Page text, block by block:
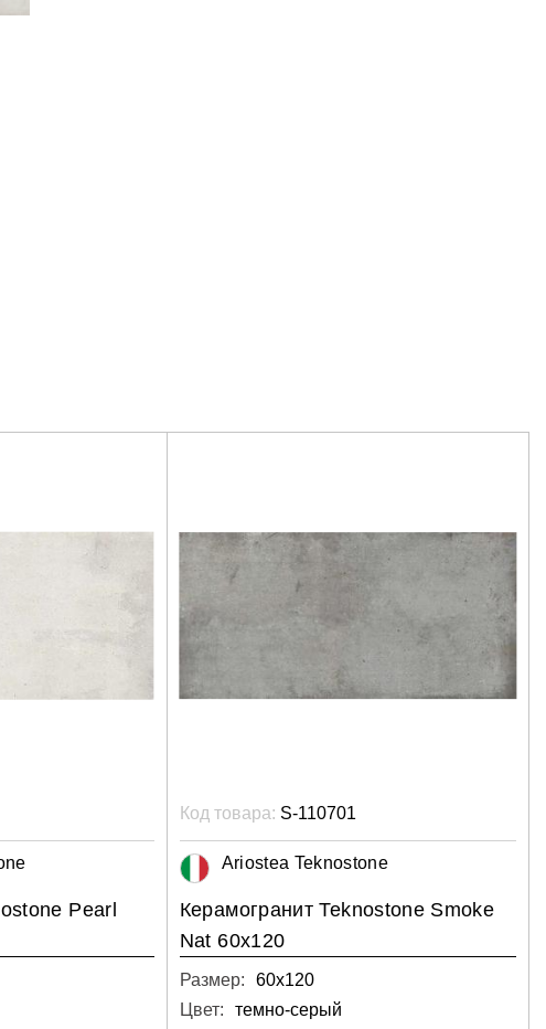
Pearl
Код товара: S-110701
Ariostea Teknostone
Керамогранит Teknostone Smoke
Nat 60х120
Размер:
60х120
Цвет:
темно-серый